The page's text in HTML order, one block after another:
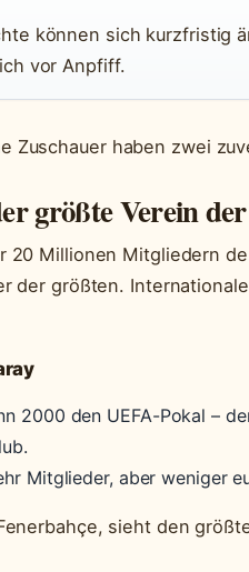
können sich kurzfristig
vor Anpfiff.
Zuschauer haben zwei
größte Verein
20 Millionen Mitgliedern
der größten.
2000 den UEFA-Pokal –
Mitglieder, aber weniger
sieht den